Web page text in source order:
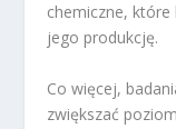
chemiczne,
jego produkcję.
Co więcej,
zwiększać poziom